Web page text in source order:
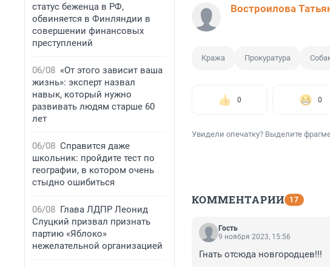
статус беженца в РФ,
обвиняется в Финляндии в
совершении финансовых
преступлений
06/08 «От этого зависит ваша
жизнь»: эксперт назвал
навык, который нужно
развивать людям старше 60
лет
06/08 Справится даже
школьник: пройдите тест по
географии, в котором очень
стыдно ошибиться
06/08 Глава ЛДПР Леонид
Слуцкий призвал признать
партию «Яблоко»
нежелательной организацией
Востроилова
Кража Прокуратура
0 0
Увидели опечатку? Выделите
КОММЕНТАРИИ 17
Гость
9 ноября 2023, 15:56
Гнать отсюда новгородцев!!!